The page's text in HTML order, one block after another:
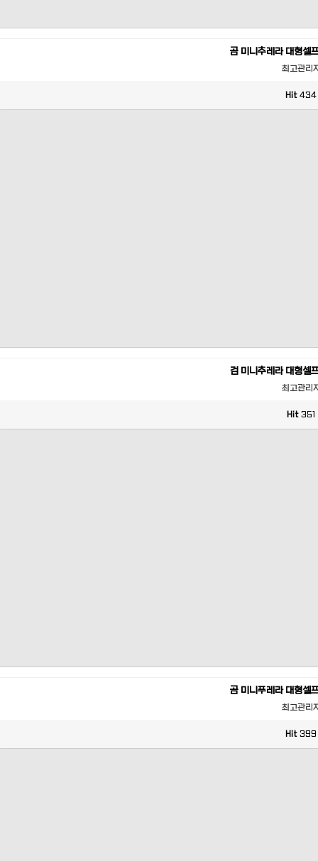
곰 미니추레라 대형셀
최고관리
Hit 434
검 미니추레라 대형셀
최고관리
Hit 351
곰 미니푸레라 대형셀
최고관리
Hit 399